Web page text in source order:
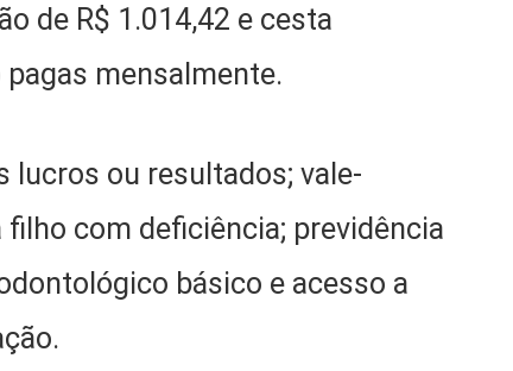
de R$ 1.014,42 e cesta
pagas mensalmente.
lucros ou resultados; vale-
com deficiência; previdência
básico e acesso a